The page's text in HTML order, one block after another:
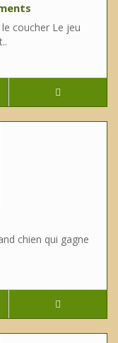
coucher Le jeu
chien qui gagne